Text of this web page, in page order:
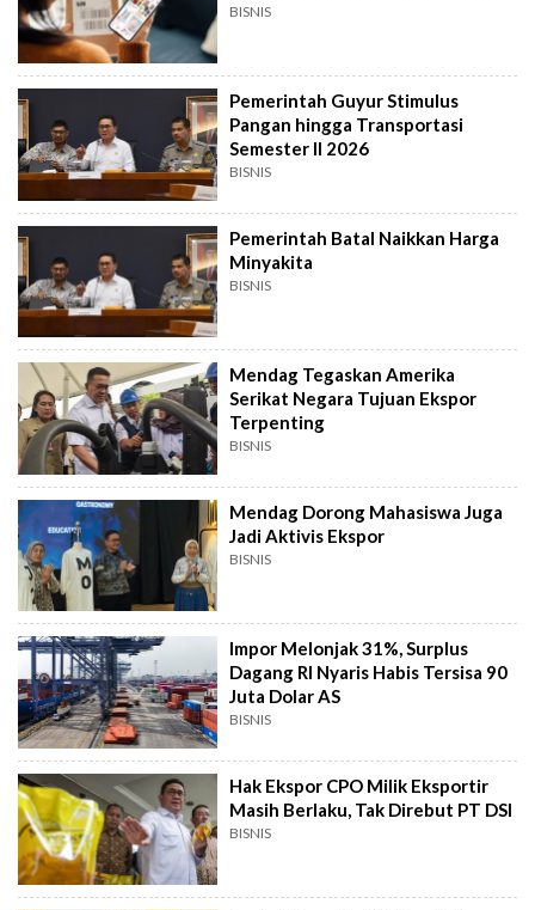
BISNIS
Pemerintah Guyur Stimulus
Pangan hingga Transportasi
Semester II 2026
BISNIS
Pemerintah Batal Naikkan Harga
Minyakita
BISNIS
Mendag Tegaskan Amerika
Serikat Negara Tujuan Ekspor
Terpenting
BISNIS
Mendag Dorong Mahasiswa Juga
Jadi Aktivis Ekspor
BISNIS
Impor Melonjak 31%, Surplus
Dagang RI Nyaris Habis Tersisa 90
Juta Dolar AS
BISNIS
Hak Ekspor CPO Milik Eksportir
Masih Berlaku, Tak Direbut PT DSI
BISNIS